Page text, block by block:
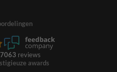
7063 reviews
awards